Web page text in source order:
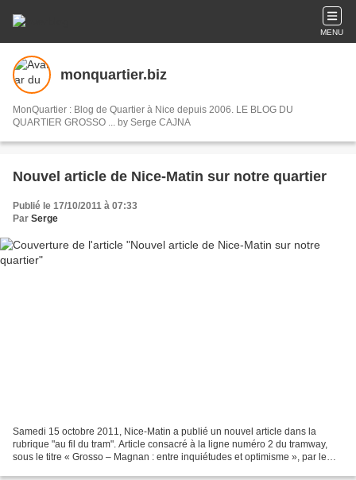
MENU
monquartier.biz
MonQuartier : Blog de Quartier à Nice depuis 2006. LE BLOG DU
QUARTIER GROSSO ... by Serge CAJNA
Nouvel article de Nice-Matin sur notre quartier
Publié le 17/10/2011 à 07:33
Par Serge
Samedi 15 octobre 2011, Nice-Matin a publié un nouvel article dans la
rubrique "au fil du tram". Article consacré à la ligne numéro 2 du tramway,
sous le titre « Grosso – Magnan : entre inquiétudes et optimisme », par le